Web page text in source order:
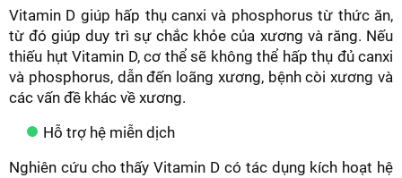
Vitamin D giúp hấp thụ canxi và phosphorus từ thức ăn,
từ đó giúp duy trì sự chắc khỏe của xương và răng. Nếu
thiếu hụt Vitamin D, cơ thể sẽ không thể hấp thụ đủ canxi
và phosphorus, dẫn đến loãng xương, bệnh còi xương và
các vấn đề khác về xương.
Hỗ trợ hệ miễn dịch
Nghiên cứu cho thấy Vitamin D có tác dụng kích hoạt hệ